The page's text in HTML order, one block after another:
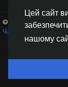
Цей сайт
нашому
© 2026 Inter Black
Чат кімнати
Зв'яжіться з нами